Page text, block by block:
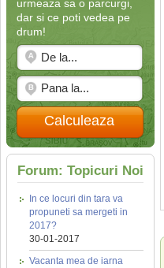
urmeaza sa o parcurgi,
dar si ce poti vedea pe
drum!
Calculeaza
Forum: Topicuri Noi
In ce locuri din tara va
propuneti sa mergeti in
2017?
30-01-2017
Vacanta mea de iarna